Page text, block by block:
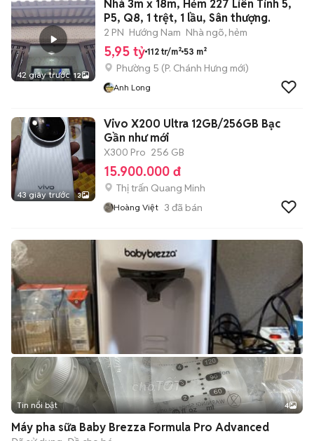
42 giây trước 12
Nhà 3m x 18m, Hẻm 227 Liên Tỉnh 5,
P5, Q8, 1 trệt, 1 lầu, Sân thượng.
2 PN Hướng Nam Nhà ngõ, hẻm
5,95 tỷ 112 tr/m² 53 m²
Phường 5 (P. Chánh Hưng mới)
Anh Long
43 giây trước 3
Vivo X200 Ultra 12GB/256GB Bạc
Gần như mới
X300 Pro 256 GB
15.900.000 đ
Thị trấn Quang Minh
Hoàng Việt 3 đã bán
Tin nổi bật 4
Máy pha sữa Baby Brezza Formula Pro Advanced